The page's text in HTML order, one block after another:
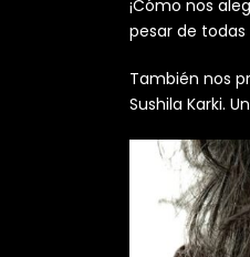
¡Cómo nos
pesar de
También nos
Sushila Karki.